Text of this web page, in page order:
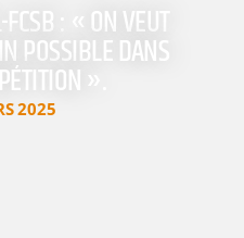
: « ON VEUT
POSSIBLE DANS
».
2025